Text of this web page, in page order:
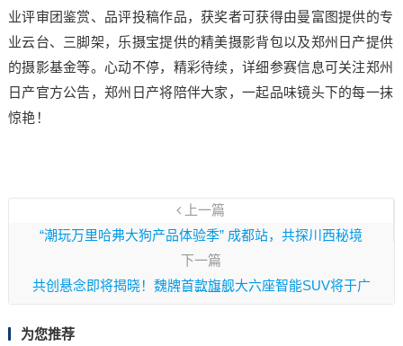
业评审团鉴赏、品评投稿作品，获奖者可获得由曼富图提供的专
业云台、三脚架，乐摄宝提供的精美摄影背包以及郑州日产提供
的摄影基金等。心动不停，精彩待续，详细参赛信息可关注郑州
日产官方公告，郑州日产将陪伴大家，一起品味镜头下的每一抹
惊艳！
上一篇
“潮玩万里哈弗大狗产品体验季” 成都站，共探川西秘境
下一篇
共创悬念即将揭晓！魏牌首款旗舰大六座智能SUV将于广
州车展首发
为您推荐